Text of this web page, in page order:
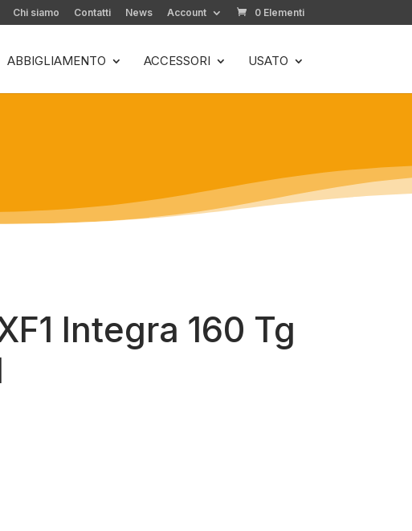
Chi siamo Contatti News Account 0 Elementi
ABBIGLIAMENTO ACCESSORI USATO
Integra 160 Tg